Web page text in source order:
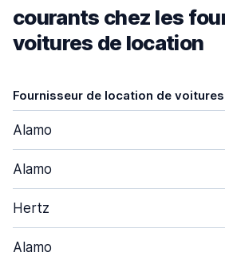
courants chez les
voitures de location
Fournisseur de location de voitures
Alamo
Alamo
Hertz
Alamo